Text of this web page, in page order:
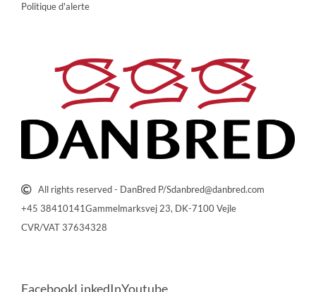
Politique d'alerte
All rights reserved - DanBred P/Sdanbred@danbred.com
+45 38410141Gammelmarksvej 23, DK-7100 Vejle
CVR/VAT 37634328
FacebookLinkedInYoutube